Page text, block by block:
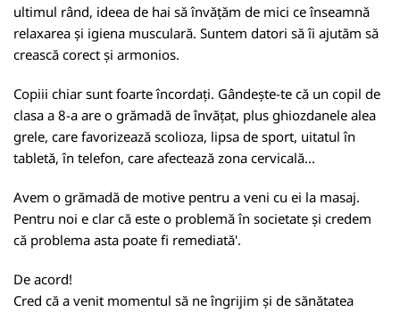
ultimul rând, ideea de hai să învățăm de mici ce înseamnă
relaxarea și igiena musculară. Suntem datori să îi ajutăm să
crească corect și armonios.
Copiii chiar sunt foarte încordați. Gândește-te că un copil de
clasa a 8-a are o grămadă de învățat, plus ghiozdanele alea
grele, care favorizează scolioza, lipsa de sport, uitatul în
tabletă, în telefon, care afectează zona cervicală...
Avem o grămadă de motive pentru a veni cu ei la masaj.
Pentru noi e clar că este o problemă în societate și credem
că problema asta poate fi remediată'.
De acord!
Cred că a venit momentul să ne îngrijim și de sănătatea